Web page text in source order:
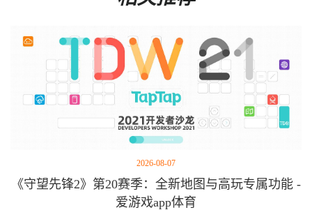
2026-08-07
《守望先锋2》第20赛季：全新地图与高玩专属功能 -
爱游戏app体育